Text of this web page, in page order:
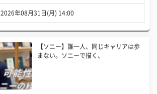
2026年08月31日(月) 14:00
【ソニー】誰一人、同じキャリアは歩
まない。ソニーで描く、